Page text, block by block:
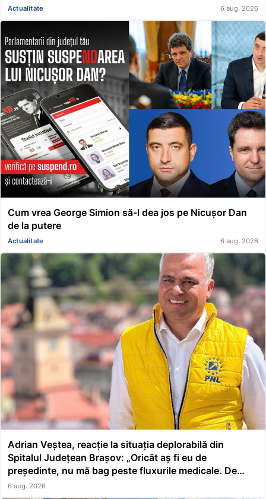
Actualitate 6 aug. 2026
Cum vrea George Simion să-l dea jos pe Nicușor Dan
de la putere
Actualitate 6 aug. 2026
Adrian Veștea, reacție la situația deplorabilă din
Spitalul Județean Brașov: „Oricât aș fi eu de
președinte, nu mă bag peste fluxurile medicale. De
asta a făcut școală managerul”
6 aug. 2026